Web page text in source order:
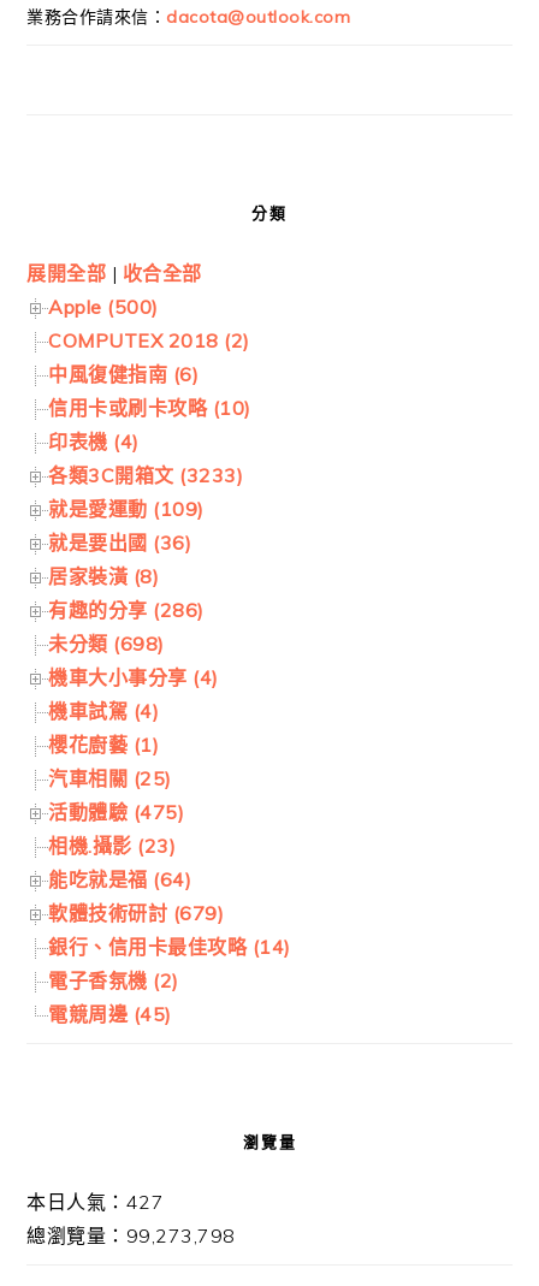
業務合作請來信： dacota@outlook.com
分類
展開全部 | 收合全部
Apple (500)
COMPUTEX 2018 (2)
中風復健指南 (6)
信用卡或刷卡攻略 (10)
印表機 (4)
各類3C開箱文 (3233)
就是愛運動 (109)
就是要出國 (36)
居家裝潢 (8)
有趣的分享 (286)
未分類 (698)
機車大小事分享 (4)
機車試駕 (4)
櫻花廚藝 (1)
汽車相關 (25)
活動體驗 (475)
相機.攝影 (23)
能吃就是福 (64)
軟體技術研討 (679)
銀行、信用卡最佳攻略 (14)
電子香氛機 (2)
電競周邊 (45)
瀏覽量
本日人氣：427
總瀏覽量：99,273,798